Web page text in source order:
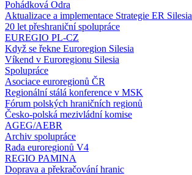
Pohádková Odra
Aktualizace a implementace Strategie ER Silesia
20 let přeshraniční spolupráce
EUREGIO PL-CZ
Když se řekne Euroregion Silesia
Víkend v Euroregionu Silesia
Spolupráce
Asociace euroregionů ČR
Regionální stálá konference v MSK
Fórum polských hraničních regionů
Česko-polská mezivládní komise
AGEG/AEBR
Archiv spolupráce
Rada euroregionů V4
REGIO PAMINA
Doprava a překračování hranic